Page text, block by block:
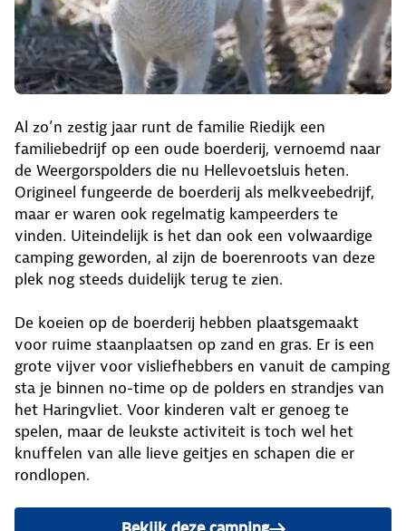
Al zo’n zestig jaar runt de familie Riedijk een
familiebedrijf op een oude boerderij, vernoemd naar
de Weergorspolders die nu Hellevoetsluis heten.
Origineel fungeerde de boerderij als melkveebedrijf,
maar er waren ook regelmatig kampeerders te
vinden. Uiteindelijk is het dan ook een volwaardige
camping geworden, al zijn de boerenroots van deze
plek nog steeds duidelijk terug te zien.
De koeien op de boerderij hebben plaatsgemaakt
voor ruime staanplaatsen op zand en gras. Er is een
grote vijver voor visliefhebbers en vanuit de camping
sta je binnen no-time op de polders en strandjes van
het Haringvliet. Voor kinderen valt er genoeg te
spelen, maar de leukste activiteit is toch wel het
knuffelen van alle lieve geitjes en schapen die er
rondlopen.